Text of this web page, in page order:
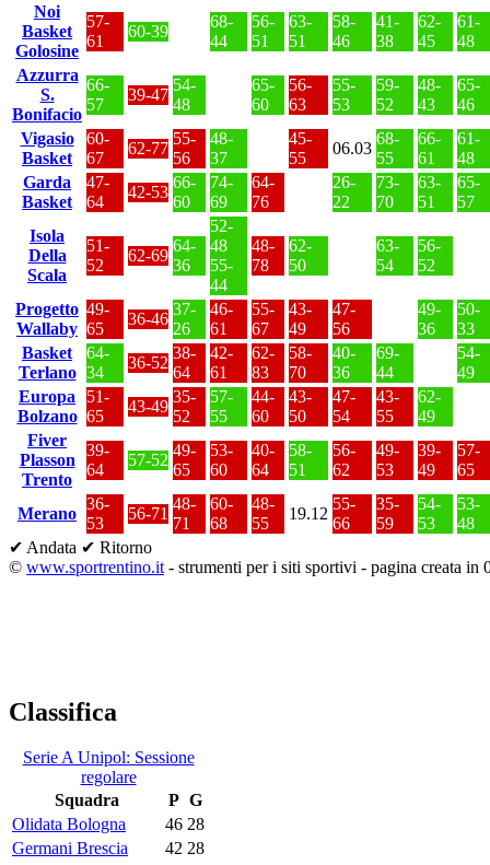
Noi
Basket
Golosine
57-
61
60-39
68-
44
56-
51
63-
51
58-
46
41-
38
62-
45
61-
48
Azzurra
S.
Bonifacio
66-
57
39-47
54-
48
65-
60
56-
63
55-
53
59-
52
48-
43
65-
46
Vigasio
Basket
60-
67
62-77
55-
56
48-
37
45-
55
06.03
68-
55
66-
61
61-
48
Garda
Basket
47-
64
42-53
66-
60
74-
69
64-
76
26-
22
73-
70
63-
51
65-
57
Isola
Della
Scala
51-
52
62-69
64-
36
52-
48
55-
44
48-
78
62-
50
63-
54
56-
52
Progetto
Wallaby
49-
65
36-46
37-
26
46-
61
55-
67
43-
49
47-
56
49-
36
50-
33
Basket
Terlano
64-
34
36-52
38-
64
42-
61
62-
83
58-
70
40-
36
69-
44
54-
49
Europa
Bolzano
51-
65
43-49
35-
52
57-
55
44-
60
43-
50
47-
54
43-
55
62-
49
Fiver
Plasson
Trento
39-
64
57-52
49-
65
53-
60
40-
64
58-
51
56-
62
49-
53
39-
49
57-
65
Merano
36-
53
56-71
48-
71
60-
68
48-
55
19.12
55-
66
35-
59
54-
53
53-
48
✔ Andata ✔ Ritorno
© www.sportrentino.it - strumenti per i siti sportivi - pagina creata in
Classifica
Serie A Unipol: Sessione
regolare
Squadra
P G
Olidata Bologna
46 28
Germani Brescia
42 28